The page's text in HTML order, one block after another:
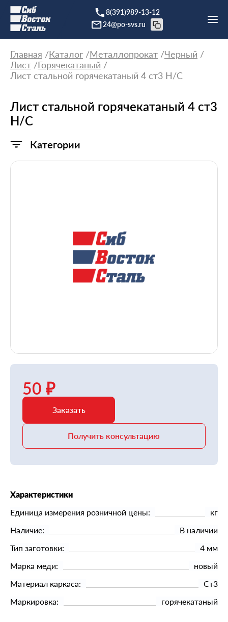
8(391)989-13-12
24@po-svs.ru
Главная Каталог Металлопрокат
Черный
Лист
Горячекатаный
Лист стальной горячекатаный 4 ст3 Н/С
Лист стальной горячекатаный 4 ст3
Н/С
Категории
50 ₽
Заказать
Получить консультацию
Характеристики
Единица измерения розничной цены:
кг
Наличие:
В наличии
Тип заготовки:
4 мм
Марка меди:
новый
Материал каркаса:
Ст3
Маркировка:
горячекатаный